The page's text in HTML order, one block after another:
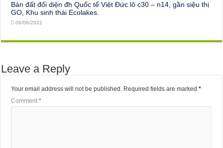
Bán đất đối diện đh Quốc tế Việt Đức lô c30 – n14, gần siệu thị
GO, Khu sinh thái Ecolakes.
06/06/2022
Leave a Reply
Your email address will not be published. Required fields are marked*
Comment*